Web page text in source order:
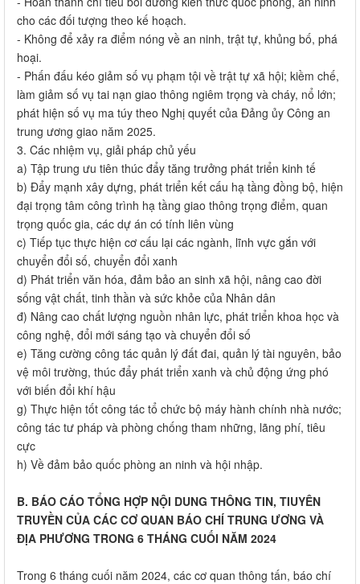
cho các đối tượng theo kế hoạch.
- Không để xảy ra điểm nóng về an ninh, trật tự, khủng bố, phá
hoại.
- Phấn đấu kéo giảm số vụ phạm tội về trật tự xã hội; kiềm chế,
làm giảm số vụ tai nạn giao thông ngiêm trọng và cháy, nổ lớn;
phát hiện số vụ ma túy theo Nghị quyết của Đảng ủy Công an
trung ương giao năm 2025.
3. Các nhiệm vụ, giải pháp chủ yếu
a) Tập trung ưu tiên thúc đẩy tăng trưởng phát triển kinh tế
b) Đẩy mạnh xây dựng, phát triển kết cấu hạ tầng đồng bộ, hiện
đại trọng tâm công trình hạ tầng giao thông trọng điểm, quan
trọng quốc gia, các dự án có tính liên vùng
c) Tiếp tục thực hiện cơ cấu lại các ngành, lĩnh vực gắn với
chuyển đổi số, chuyển đổi xanh
d) Phát triển văn hóa, đảm bảo an sinh xã hội, nâng cao đời
sống vật chất, tinh thần và sức khỏe của Nhân dân
đ) Nâng cao chất lượng nguồn nhân lực, phát triển khoa học và
công nghệ, đổi mới sáng tạo và chuyển đổi số
e) Tăng cường công tác quản lý đất đai, quản lý tài nguyên, bảo
vệ môi trường, thúc đẩy phát triển xanh và chủ động ứng phó
với biến đổi khí hậu
g) Thực hiện tốt công tác tổ chức bộ máy hành chính nhà nước;
công tác tư pháp và phòng chống tham những, lãng phí, tiêu
cực
h) Về đảm bảo quốc phòng an ninh và hội nhập.
B. ​BÁO CÁO TỔNG HỢP NỘI DUNG THÔNG TIN, TIUYÊN
TRUYỀN CỦA CÁC CƠ QUAN ​​BÁO CHÍ TRUNG ƯƠNG VÀ
ĐỊA PHƯƠNG TRONG 6 THÁNG CUỐI NĂM 2024​
Trong 6 tháng cuối năm 2024, các cơ quan thông tấn, báo chí